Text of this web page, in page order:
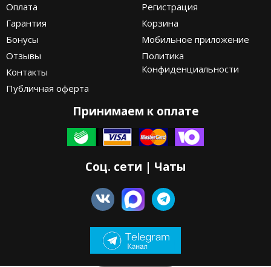
Оплата
Гарантия
Бонусы
Отзывы
Контакты
Публичная оферта
Регистрация
Корзина
Мобильное приложение
Политика
Конфиденциальности
Принимаем к оплате
Соц. сети | Чаты